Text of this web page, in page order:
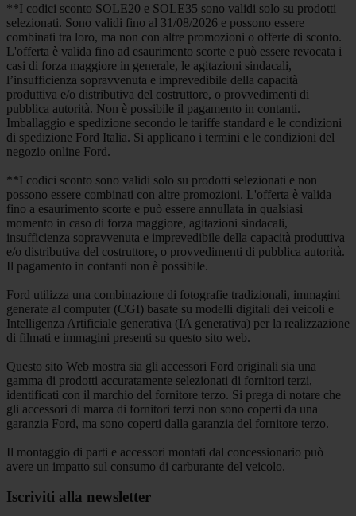
**I codici sconto SOLE20 e SOLE35 sono validi solo su prodotti
selezionati. Sono validi fino al 31/08/2026 e possono essere
combinati tra loro, ma non con altre promozioni o offerte di sconto.
L'offerta è valida fino ad esaurimento scorte e può essere revocata i
casi di forza maggiore in generale, le agitazioni sindacali,
l’insufficienza sopravvenuta e imprevedibile della capacità
produttiva e/o distributiva del costruttore, o provvedimenti di
pubblica autorità. Non è possibile il pagamento in contanti.
Imballaggio e spedizione secondo le tariffe standard e le condizioni
di spedizione Ford Italia. Si applicano i termini e le condizioni del
negozio online Ford.
**I codici sconto sono validi solo su prodotti selezionati e non
possono essere combinati con altre promozioni. L'offerta è valida
fino a esaurimento scorte e può essere annullata in qualsiasi
momento in caso di forza maggiore, agitazioni sindacali,
insufficienza sopravvenuta e imprevedibile della capacità produttiva
e/o distributiva del costruttore, o provvedimenti di pubblica autorità.
Il pagamento in contanti non è possibile.
Ford utilizza una combinazione di fotografie tradizionali, immagini
generate al computer (CGI) basate su modelli digitali dei veicoli e
Intelligenza Artificiale generativa (IA generativa) per la realizzazione
di filmati e immagini presenti su questo sito web.
Questo sito Web mostra sia gli accessori Ford originali sia una
gamma di prodotti accuratamente selezionati di fornitori terzi,
identificati con il marchio del fornitore terzo. Si prega di notare che
gli accessori di marca di fornitori terzi non sono coperti da una
garanzia Ford, ma sono coperti dalla garanzia del fornitore terzo.
Il montaggio di parti e accessori montati dal concessionario può
avere un impatto sul consumo di carburante del veicolo.
Iscriviti alla newsletter